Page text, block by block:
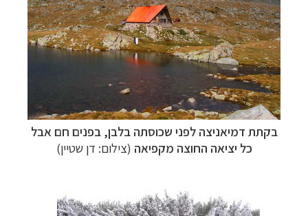
בקתת דמיאניצה לפני שכוסתה בלבן, בפנים חם אבל
כל יציאה החוצה מקפיאה (צילום: דן שטיין)
תכנוןטיולים למדינות אירופהלחצו לרשימת היעדים »
תכנוןטיולים לצפון אמריקהלחצו לרשימת היעדים »
קרוזים והפלגות נופשלחצו לרשימת היעדים »